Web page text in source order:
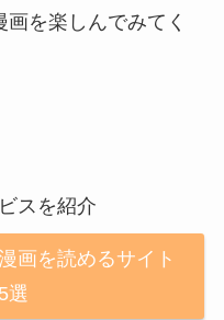
を楽しんでみてく
スを紹介
画を読めるサイト
選